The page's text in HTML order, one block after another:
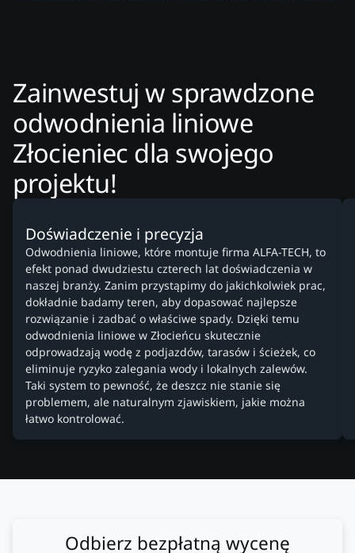
Zainwestuj w sprawdzone
odwodnienia liniowe
Złocieniec dla swojego
projektu!
Doświadczenie i precyzja
Odwodnienia liniowe, które montuje firma ALFA-TECH, to
efekt ponad dwudziestu czterech lat doświadczenia w
naszej branży. Zanim przystąpimy do jakichkolwiek prac,
dokładnie badamy teren, aby dopasować najlepsze
rozwiązanie i zadbać o właściwe spady. Dzięki temu
odwodnienia liniowe w Złocieńcu skutecznie
odprowadzają wodę z podjazdów, tarasów i ścieżek, co
eliminuje ryzyko zalegania wody i lokalnych zalewów.
Taki system to pewność, że deszcz nie stanie się
problemem, ale naturalnym zjawiskiem, jakie można
łatwo kontrolować.
Odbierz bezpłatną wycenę